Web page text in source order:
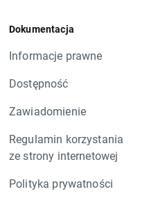
Dokumentacja
Informacje prawne
Dostępność
Zawiadomienie
Regulamin korzystania
ze strony internetowej
Polityka prywatności